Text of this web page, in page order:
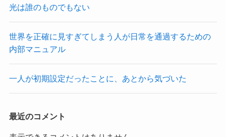
光は誰のものでもない
世界を正確に見すぎてしまう人が日常を通過するための
内部マニュアル
一人が初期設定だったことに、あとから気づいた
最近のコメント